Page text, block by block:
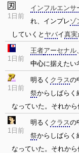
1日前
インフルエンサ
れ、インプレゾ
していくと ヤバイ真実
1日前
王者アーセナル
中心に据えたい
1日前
明るく クラスの
祭からしばらく
なっていた。それか
1日前
明るく クラスの
祭からしばらく
なっていた。それか